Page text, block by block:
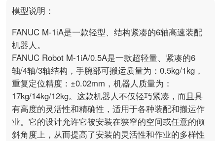
模型说明：
FANUC M-1iA是一款轻型、结构紧凑的6轴高速装配
机器人。
FANUC Robot M-1iA/0.5A是一款超轻量、紧凑的6
轴/4轴/3轴结构，手腕部可搬运质量为：0.5kg/1kg，
重复定位精度：±0.02mm，机器人质量为：
17kg/14kg/12kg。这款机器人不仅轻巧紧凑，而且具
有高度的灵活性和精确性，适用于各种装配和搬运作
业。它的设计允许它被安装在狭窄的空间或任意的倾
斜角度上，从而提高了安装的灵活性和作业的多样性